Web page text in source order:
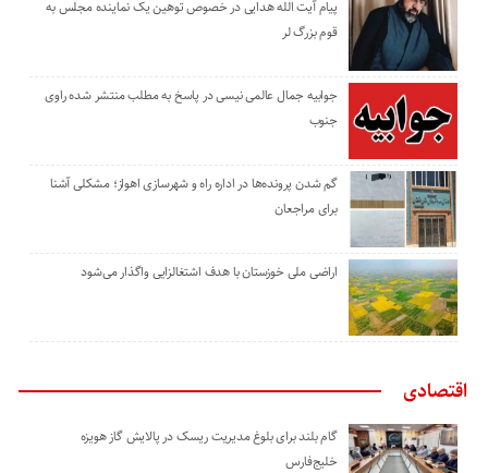
پیام آیت الله هدایی در خصوص توهین یک نماینده مجلس به
قوم بزرگ لر
جوابیه جمال عالمی نیسی در پاسخ به مطلب منتشر شده راوی
جنوب
گم شدن پرونده‌ها در اداره راه و شهرسازی اهواز؛ مشکلی آشنا
برای مراجعان
اراضی ملی خوزستان با هدف اشتغالزایی واگذار می‌شود
اقتصادی
گام بلند برای بلوغ مدیریت ریسک در پالایش گاز هویزه
خلیج‌فارس